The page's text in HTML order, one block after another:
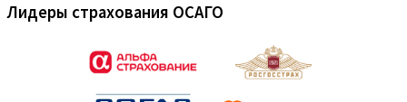
Лидеры страхования ОСАГО